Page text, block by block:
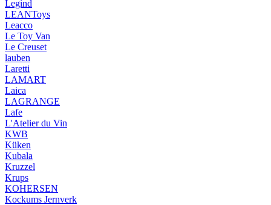
Legind
LEANToys
Leacco
Le Toy Van
Le Creuset
lauben
Laretti
LAMART
Laica
LAGRANGE
Lafe
L'Atelier du Vin
KWB
Küken
Kubala
Kruzzel
Krups
KOHERSEN
Kockums Jernverk